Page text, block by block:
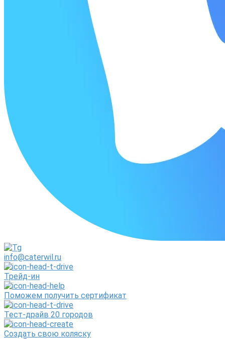
info@caterwil.ru
Трейд-ин
Поможем получить сертификат
Тест-драйв 20 городов
Создать свою коляску